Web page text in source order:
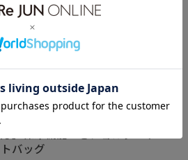
23.0cm、サンプルの為Mサイズ着用はやや
大きめだったので、Sサイズがちょうど良
さそうです。
予約
VIS
トバッグ